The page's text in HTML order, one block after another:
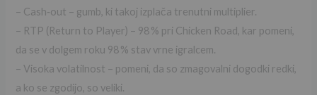
– Cash‑out – gumb, ki takoj izplača trenutni multiplier.
– RTP (Return to Player) – 98 % pri Chicken Road, kar pomeni,
da se v dolgem roku 98 % stav vrne igralcem.
– Visoka volatilnost – pomeni, da so zmagovalni dogodki redki,
a ko se zgodijo, so veliki.